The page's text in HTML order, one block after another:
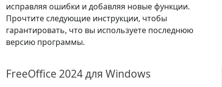
исправляя ошибки и добавляя новые функции.
Прочтите следующие инструкции, чтобы
гарантировать, что вы используете последнюю
версию программы.
FreeOffice 2024 для Windows